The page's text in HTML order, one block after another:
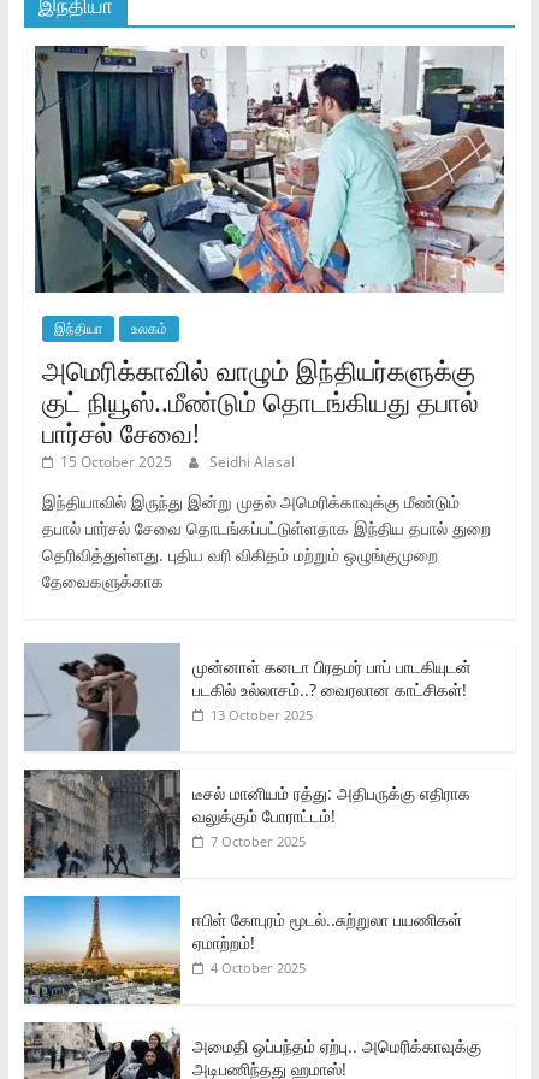
இந்தியா உலகம்
அமெரிக்காவில் வாழும் இந்தியர்களுக்கு
குட் நியூஸ்..மீண்டும் தொடங்கியது தபால்
பார்சல் சேவை!
15 October 2025 Seidhi Alasal
இந்தியாவில் இருந்து இன்று முதல் அமெரிக்காவுக்கு மீண்டும்
தபால் பார்சல் சேவை தொடங்கப்பட்டுள்ளதாக இந்திய தபால் துறை
தெரிவித்துள்ளது. புதிய வரி விகிதம் மற்றும் ஒழுங்குமுறை
தேவைகளுக்காக
முன்னாள் கனடா பிரதமர் பாப் பாடகியுடன்
படகில் உல்லாசம்..? வைரலான காட்சிகள்!
13 October 2025
டீசல் மானியம் ரத்து: அதிபருக்கு எதிராக
வலுக்கும் போராட்டம்!
7 October 2025
ஈபிள் கோபுரம் மூடல்..சுற்றுலா பயணிகள்
ஏமாற்றம்!
4 October 2025
அமைதி ஒப்பந்தம் ஏற்பு.. அமெரிக்காவுக்கு
அடிபணிந்தது ஹமாஸ்!